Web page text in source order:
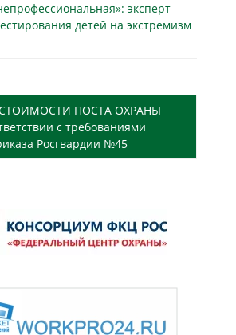
эксперт
детей на экстремизм
ПОСТА ОХРАНЫ
с требованиями
Росгвардии №45